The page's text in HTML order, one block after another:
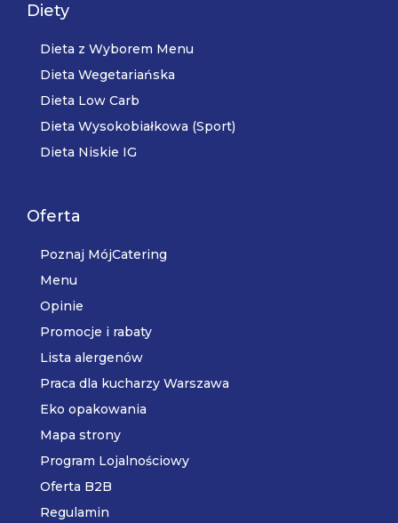
Diety
Dieta z Wyborem Menu
Dieta Wegetariańska
Dieta Low Carb
Dieta Wysokobiałkowa (Sport)
Dieta Niskie IG
Oferta
Poznaj MójCatering
Menu
Opinie
Promocje i rabaty
Lista alergenów
Praca dla kucharzy Warszawa
Eko opakowania
Mapa strony
Program Lojalnościowy
Oferta B2B
Regulamin